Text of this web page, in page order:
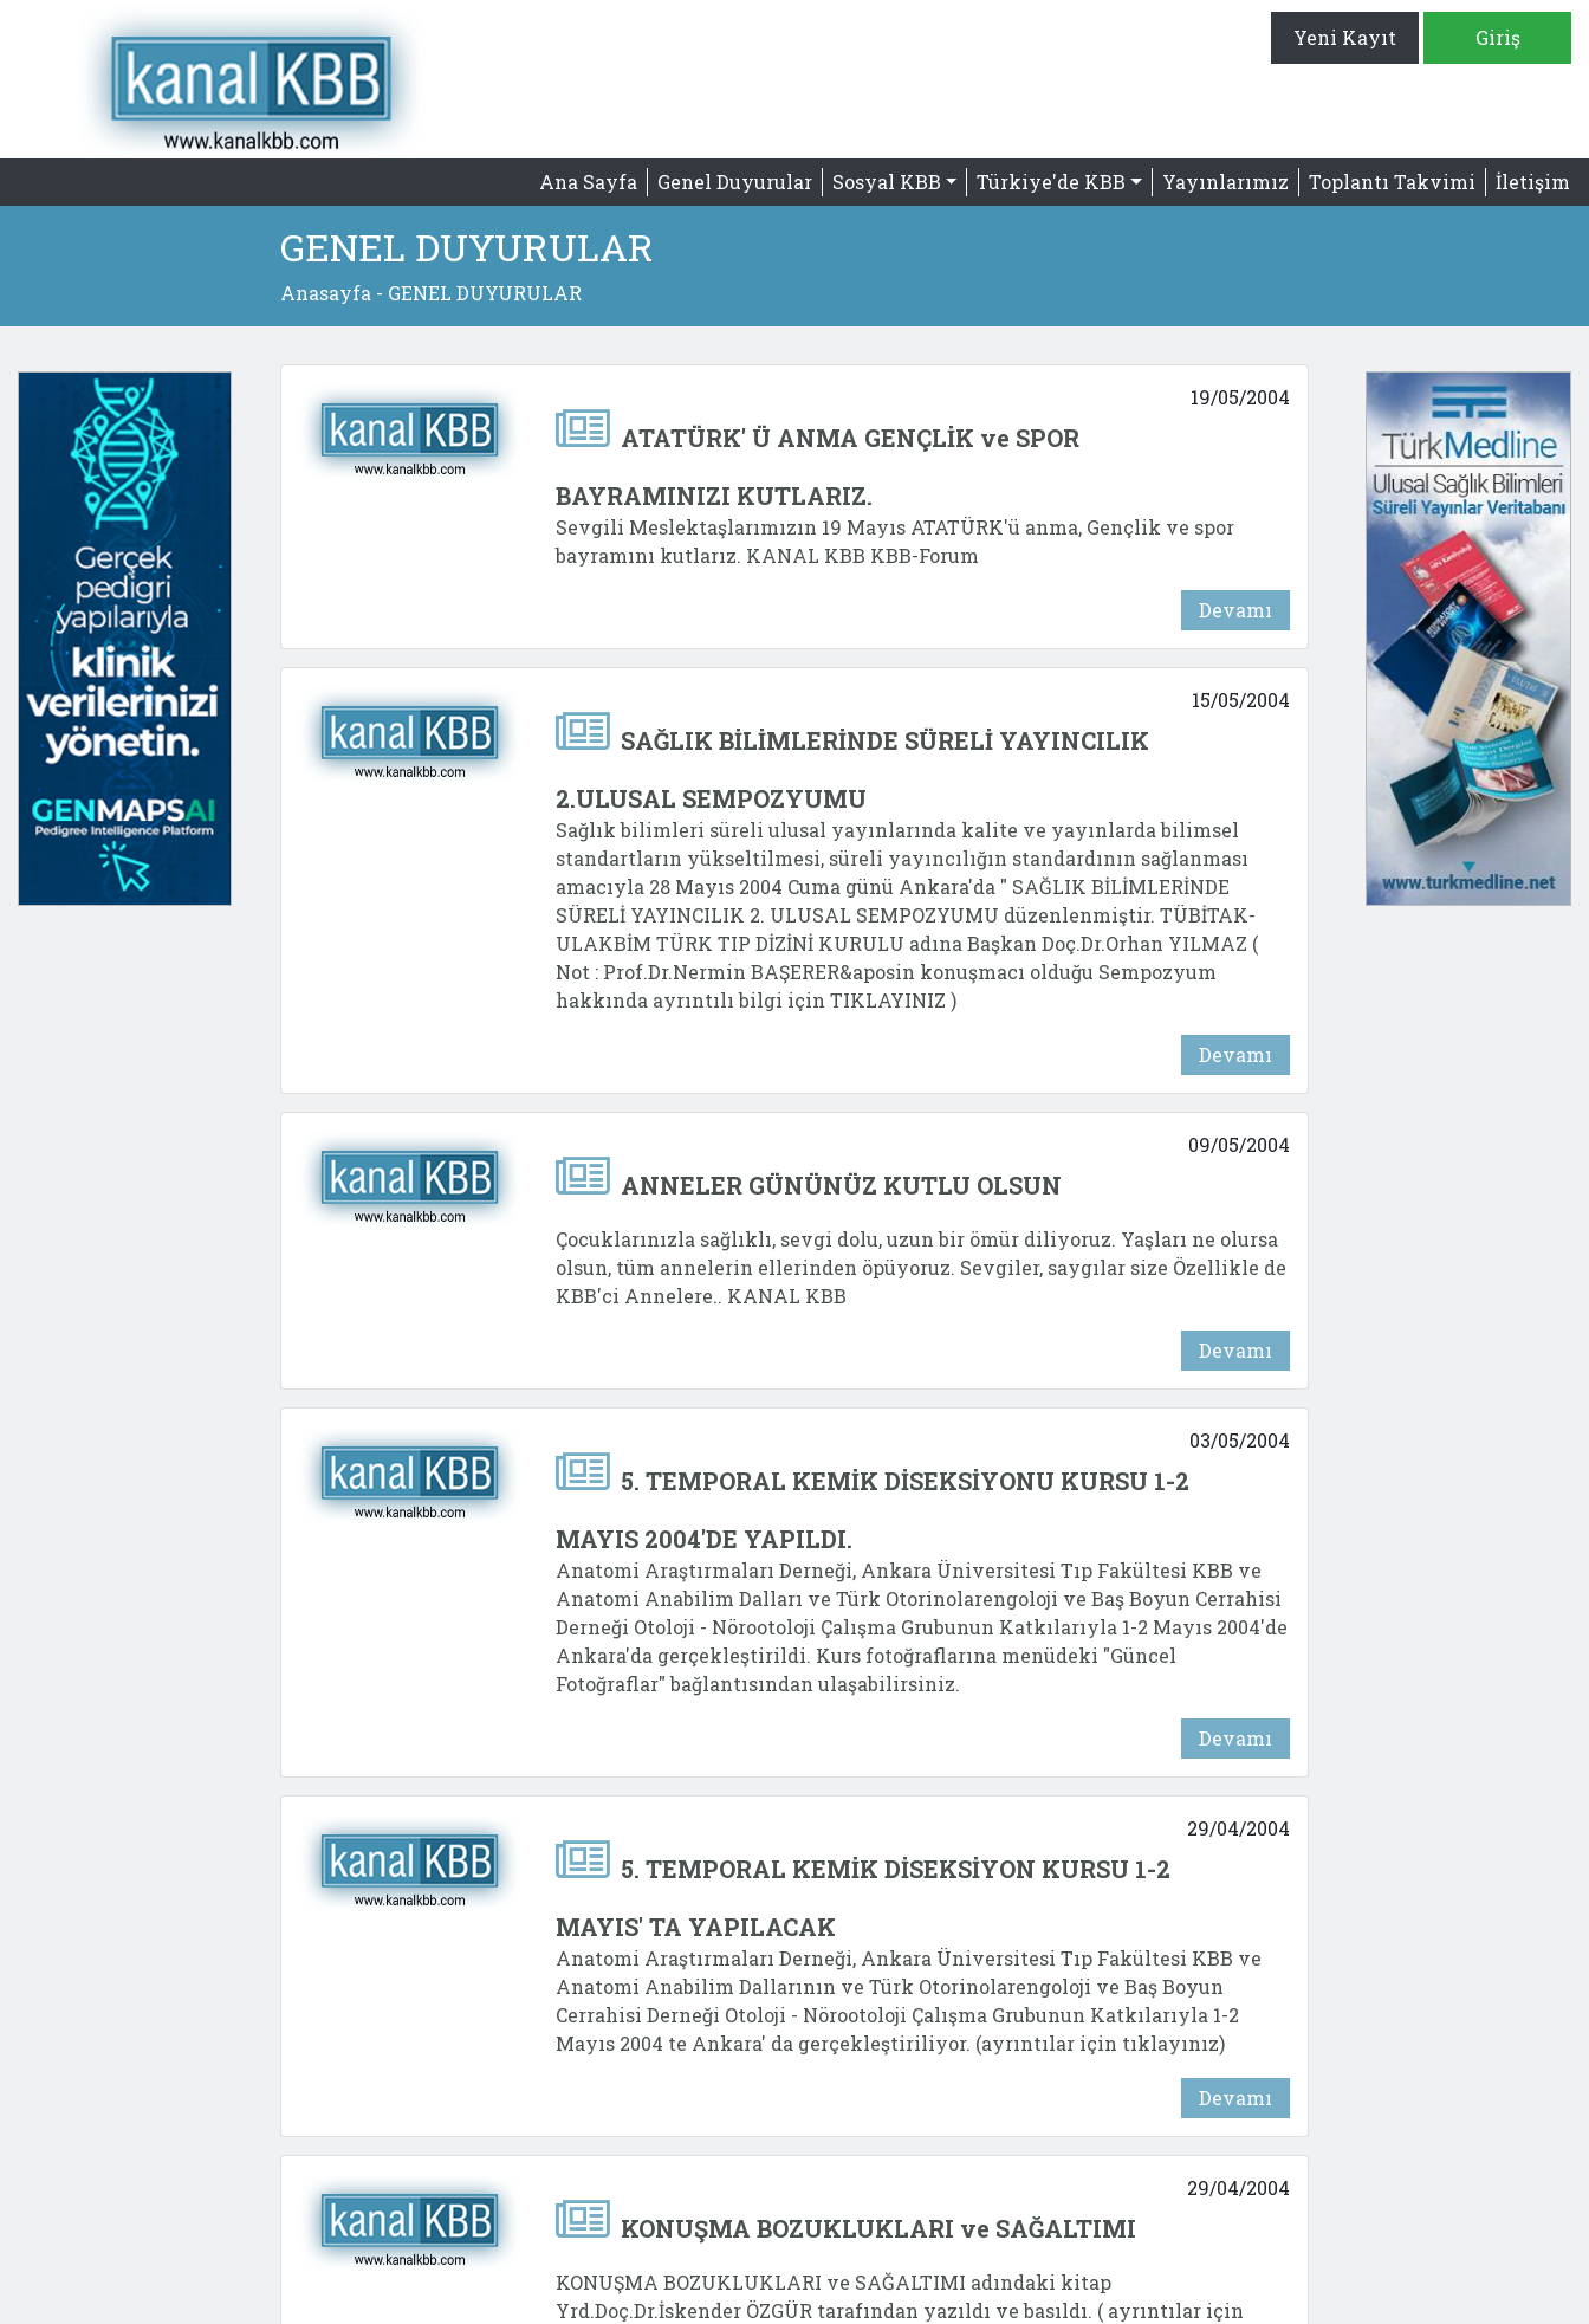
Yeni Kayıt Giriş
Ana Sayfa Genel Duyurular Sosyal KBB Türkiye'de KBB Yayınlarımız Toplantı Takvimi İletişim
GENEL DUYURULAR
Anasayfa - GENEL DUYURULAR
19/05/2004
ATATÜRK' Ü ANMA GENÇLİK ve SPOR
BAYRAMINIZI KUTLARIZ.
Sevgili Meslektaşlarımızın 19 Mayıs ATATÜRK'ü anma, Gençlik ve spor
bayramını kutlarız. KANAL KBB KBB-Forum
Devamı
15/05/2004
SAĞLIK BİLİMLERİNDE SÜRELİ YAYINCILIK
2.ULUSAL SEMPOZYUMU
Sağlık bilimleri süreli ulusal yayınlarında kalite ve yayınlarda bilimsel
standartların yükseltilmesi, süreli yayıncılığın standardının sağlanması
amacıyla 28 Mayıs 2004 Cuma günü Ankara'da " SAĞLIK BİLİMLERİNDE
SÜRELİ YAYINCILIK 2. ULUSAL SEMPOZYUMU düzenlenmiştir. TÜBİTAK-
ULAKBİM TÜRK TIP DİZİNİ KURULU adına Başkan Doç.Dr.Orhan YILMAZ (
Not : Prof.Dr.Nermin BAŞERER&aposin konuşmacı olduğu Sempozyum
hakkında ayrıntılı bilgi için TIKLAYINIZ )
Devamı
09/05/2004
ANNELER GÜNÜNÜZ KUTLU OLSUN
Çocuklarınızla sağlıklı, sevgi dolu, uzun bir ömür diliyoruz. Yaşları ne olursa
olsun, tüm annelerin ellerinden öpüyoruz. Sevgiler, saygılar size Özellikle de
KBB'ci Annelere.. KANAL KBB
Devamı
03/05/2004
5. TEMPORAL KEMİK DİSEKSİYONU KURSU 1-2
MAYIS 2004'DE YAPILDI.
Anatomi Araştırmaları Derneği, Ankara Üniversitesi Tıp Fakültesi KBB ve
Anatomi Anabilim Dalları ve Türk Otorinolarengoloji ve Baş Boyun Cerrahisi
Derneği Otoloji - Nörootoloji Çalışma Grubunun Katkılarıyla 1-2 Mayıs 2004'de
Ankara'da gerçekleştirildi. Kurs fotoğraflarına menüdeki "Güncel
Fotoğraflar" bağlantısından ulaşabilirsiniz.
Devamı
29/04/2004
5. TEMPORAL KEMİK DİSEKSİYON KURSU 1-2
MAYIS' TA YAPILACAK
Anatomi Araştırmaları Derneği, Ankara Üniversitesi Tıp Fakültesi KBB ve
Anatomi Anabilim Dallarının ve Türk Otorinolarengoloji ve Baş Boyun
Cerrahisi Derneği Otoloji - Nörootoloji Çalışma Grubunun Katkılarıyla 1-2
Mayıs 2004 te Ankara' da gerçekleştiriliyor. (ayrıntılar için tıklayınız)
Devamı
29/04/2004
KONUŞMA BOZUKLUKLARI ve SAĞALTIMI
KONUŞMA BOZUKLUKLARI ve SAĞALTIMI adındaki kitap
Yrd.Doç.Dr.İskender ÖZGÜR tarafından yazıldı ve basıldı. ( ayrıntılar için